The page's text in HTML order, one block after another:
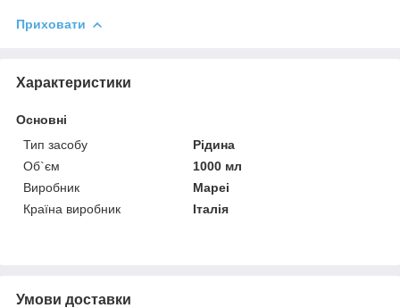
Приховати
Характеристики
Основні
Тип засобу
Рідина
Об`єм
1000 мл
Виробник
Mapei
Країна виробник
Італія
Умови доставки